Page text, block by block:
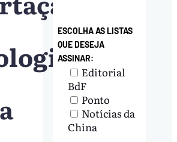
ESCOLHA AS LISTAS
QUE DESEJA
ASSINAR:
Editorial
BdF
Ponto
Notícias da
China